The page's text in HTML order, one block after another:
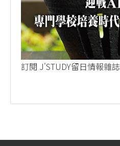
訂閱 J'STUDY留日情報雜誌